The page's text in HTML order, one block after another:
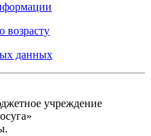
возрасту
данных
учреждение